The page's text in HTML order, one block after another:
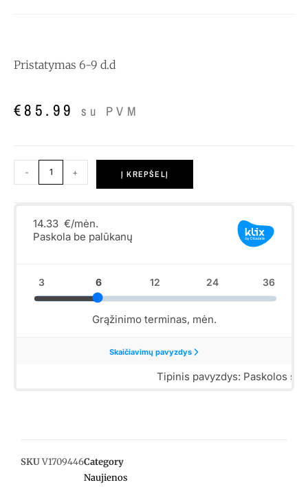
Pristatymas 6-9 d.d
€85.99 su PVM
- + Į KREPŠELĮ
SKUV1709446Category
Naujienos